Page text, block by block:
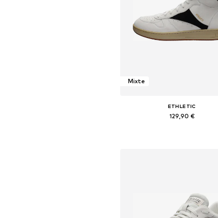
Mixte
ETHLETIC
129,90 €